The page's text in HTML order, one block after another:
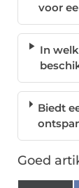
voor
In
Biedt
Goed